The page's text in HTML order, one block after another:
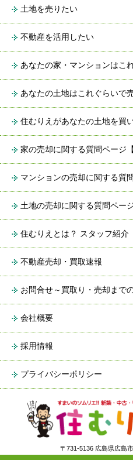
土地を売りたい
不動産を活用したい
あなたの家・マンションはこ
あなたの土地はこれぐらいで
住むりえがあなたの土地を買
家の売却に関する質問ページ【
マンションの売却に関する質
土地の売却に関する質問ペー
住むりえとは？ スタッフ紹介
不動産売却・買取速報
お問合せ～買取り・売却まで
会社概要
採用情報
プライバシーポリシー
〒731-5136 広島県広島